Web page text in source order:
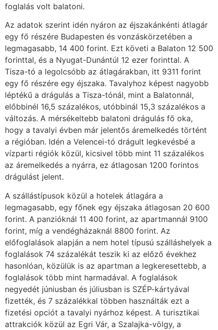
foglalás volt balatoni.
Az adatok szerint idén nyáron az éjszakánkénti átlagár
egy fő részére Budapesten és vonzáskörzetében a
legmagasabb, 14 400 forint. Ezt követi a Balaton 12 500
forinttal, és a Nyugat-Dunántúl 12 ezer forinttal. A
Tisza-tó a legolcsóbb az átlagárakban, itt 9311 forint
egy fő részére egy éjszaka. Tavalyhoz képest nagyobb
léptékű a drágulás a Tisza-tónál, mint a Balatonnál,
előbbinél 16,5 százalékos, utóbbinál 15,3 százalékos a
változás. A mérsékeltebb balatoni drágulás fő oka,
hogy a tavalyi évben már jelentős áremelkedés történt
a régióban. Idén a Velencei-tó drágult legkevésbé a
vízparti régiók közül, kicsivel több mint 11 százalékos
az áremelkedés a nyárra, ez átlagosan 1200 forintos
drágulást jelent.
A szállástípusok közül a hotelek átlagára a
legmagasabb, egy főnek egy éjszaka átlagosan 20 600
forint. A panzióknál 11 400 forint, az apartmannál 9100
forint, míg a vendégházaknál 8800 forint. Az
előfoglalások alapján a nem hotel típusú szálláshelyek a
foglalások 74 százalékát teszik ki az előző évekhez
hasonlóan, közülük is az apartman a legkeresettebb, a
foglalások több mint harmadával. A foglalások
negyedét júniusban és júliusban is SZÉP-kártyával
fizették, és 7 százalékkal többen használták ezt a
fizetési opciót a tavalyi nyárhoz képest. A turisztikai
attrakciók közül az Egri Vár, a Szalajka-völgy, a